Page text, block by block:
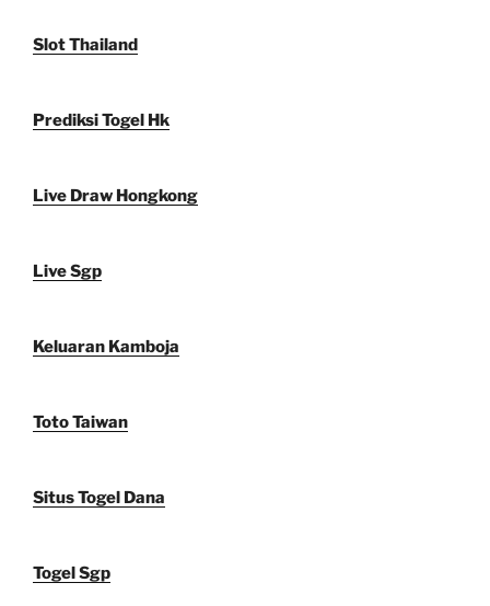
Slot Thailand
Prediksi Togel Hk
Live Draw Hongkong
Live Sgp
Keluaran Kamboja
Toto Taiwan
Situs Togel Dana
Togel Sgp